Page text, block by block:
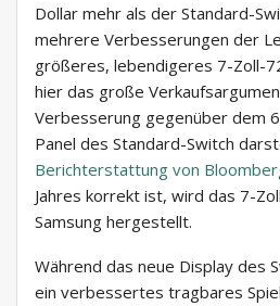
Dollar mehr als der Standard-
mehrere Verbesserungen der
größeres, lebendigeres 7-Zoll-
hier das große
Verbesserung gegenüber dem
Panel des Standard-Switch
Berichterstattung von
Jahres korrekt ist, wird das 7-
Samsung hergestellt.
Während das neue Display des
ein verbessertes tragbares